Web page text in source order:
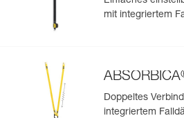
mit integriertem
ABSORBICA
Doppeltes
integriertem